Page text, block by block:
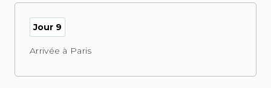
Jour 9
Arrivée à Paris